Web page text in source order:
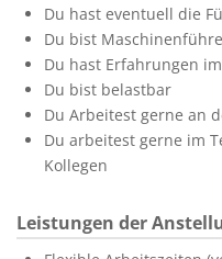
Du hast eventuell die
Du bist
Du hast Erfahrungen
Du bist belastbar
Du Arbeitest gerne an
Du arbeitest gerne im
Kollegen
Leistungen der